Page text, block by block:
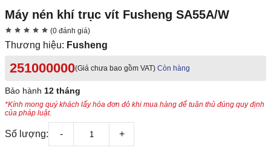
Máy nén khí trục vít Fusheng SA55A/W
(0 đánh giá)
Thương hiệu: Fusheng
251000000(Giá chưa bao gồm VAT) Còn hàng
Bảo hành 12 tháng
*Kính mong quý khách lấy hóa đơn đỏ khi mua hàng để tuân thủ đúng quy định
của pháp luật.
Số lượng: - +